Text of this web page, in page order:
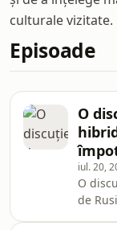
culturale vizitate.
Episoade
O
iul. 20,
O
de